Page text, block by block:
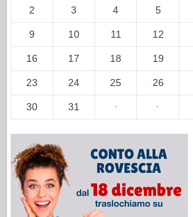
2 3 4 5
9 10 11 12
16 17 18 19
23 24 25 26
30 31 · ·